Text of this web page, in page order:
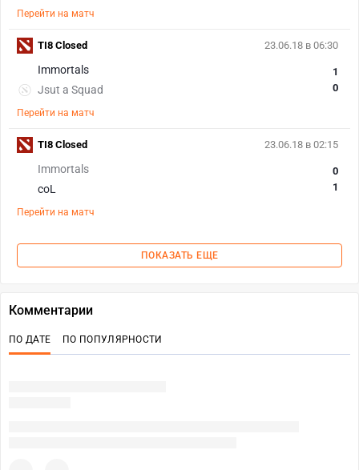
Перейти на матч
23.06.18 в 06:30
Immortals
Jsut a Squad
1
0
Перейти на матч
TI8 Closed
23.06.18 в 02:15
Immortals
coL
0
1
Перейти на матч
TI8 Closed
ПОКАЗАТЬ ЕЩЕ
Комментарии
ПО ДАТЕ ПО ПОПУЛЯРНОСТИ